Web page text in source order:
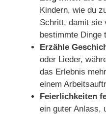
Kindern, wie du
Schritt, damit sie
bestimmte Dinge
Erzähle
oder Lieder,
das Erlebnis
einem
Feierlichkeiten
ein guter Anlass,